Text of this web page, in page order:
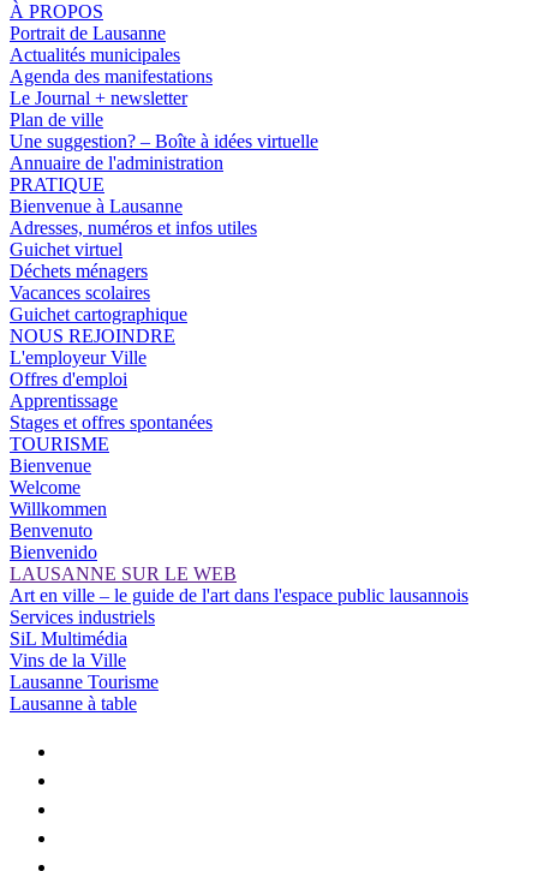
À PROPOS
Portrait de Lausanne
Actualités municipales
Agenda des manifestations
Le Journal + newsletter
Plan de ville
Une suggestion? – Boîte à idées virtuelle
Annuaire de l'administration
PRATIQUE
Bienvenue à Lausanne
Adresses, numéros et infos utiles
Guichet virtuel
Déchets ménagers
Vacances scolaires
Guichet cartographique
NOUS REJOINDRE
L'employeur Ville
Offres d'emploi
Apprentissage
Stages et offres spontanées
TOURISME
Bienvenue
Welcome
Willkommen
Benvenuto
Bienvenido
LAUSANNE SUR LE WEB
Art en ville – le guide de l'art dans l'espace public lausannois
Services industriels
SiL Multimédia
Vins de la Ville
Lausanne Tourisme
Lausanne à table